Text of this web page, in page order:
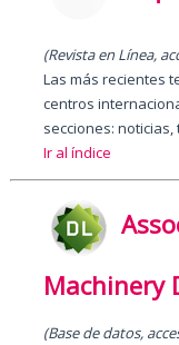
(Revista en Línea,
Las más recientes
centros
secciones:
Ir al índice
Machinery
(Base de datos,